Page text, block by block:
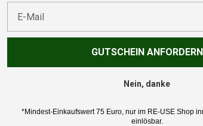
Marke:
GUTSCHEIN ANFORDERN
Nein, danke
*Mindest-Einkaufswert 75 Euro, nur im RE-USE Shop
einlösbar.